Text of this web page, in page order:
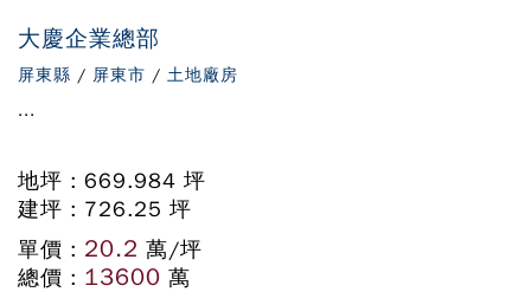
大慶企業總部
屏東縣 / 屏東市 / 土地廠房
...
地坪 : 669.984 坪
建坪 : 726.25 坪
單價 : 20.2 萬/坪
總價 : 13600 萬